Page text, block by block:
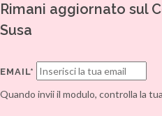
Rimani aggiornato sul
Susa
EMAIL*
Quando invii il modulo, controlla la